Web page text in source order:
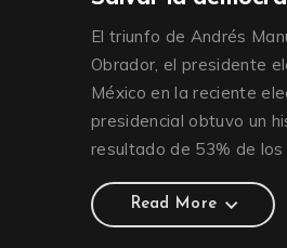
El triunfo de Andrés
Obrador, el presidente
México en la reciente
presidencial obtuvo un
resultado de 53% de
Read More